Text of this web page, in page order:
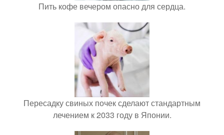
Пить кофе вечером опасно для сердца.
Пересадку свиных почек сделают стандартным
лечением к 2033 году в Японии.